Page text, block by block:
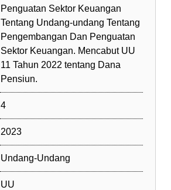
Penguatan Sektor Keuangan
Tentang Undang-undang Tentang
Pengembangan Dan Penguatan
Sektor Keuangan. Mencabut UU
11 Tahun 2022 tentang Dana
Pensiun.
4
2023
Undang-Undang
UU